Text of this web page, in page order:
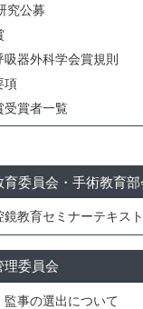
究公募
吸器外科学会賞規則
項
受賞者一覧
育委員会・手術教育部
鏡教育セミナーテキス
理委員会
監事の選出について